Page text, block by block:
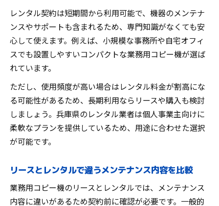
レンタル契約は短期間から利用可能で、機器のメンテナ
ンスやサポートも含まれるため、専門知識がなくても安
心して使えます。例えば、小規模な事務所や自宅オフィ
スでも設置しやすいコンパクトな業務用コピー機が選ば
れています。
ただし、使用頻度が高い場合はレンタル料金が割高にな
る可能性があるため、長期利用ならリースや購入も検討
しましょう。兵庫県のレンタル業者は個人事業主向けに
柔軟なプランを提供しているため、用途に合わせた選択
が可能です。
リースとレンタルで違うメンテナンス内容を比較
業務用コピー機のリースとレンタルでは、メンテナンス
内容に違いがあるため契約前に確認が必要です。一般的